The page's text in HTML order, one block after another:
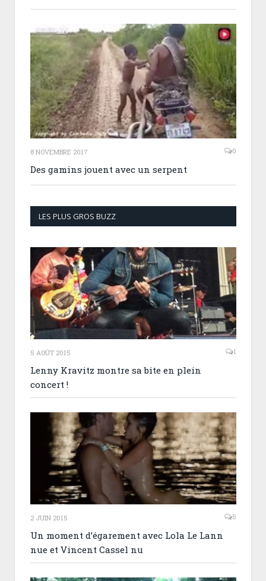
8 NOVEMBRE 2017 0
Des gamins jouent avec un serpent
LES PLUS GROS BUZZ
5 AOÛT 2015 1
Lenny Kravitz montre sa bite en plein
concert !
2 JUIN 2015 5
Un moment d’égarement avec Lola Le Lann
nue et Vincent Cassel nu